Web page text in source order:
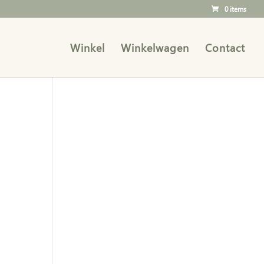
0 items
Winkel Winkelwagen Contact